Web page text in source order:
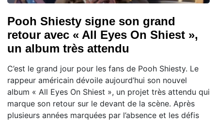
Pooh Shiesty signe son grand
retour avec « All Eyes On Shiest »,
un album très attendu
C’est le grand jour pour les fans de Pooh Shiesty. Le
rappeur américain dévoile aujourd’hui son nouvel
album « All Eyes On Shiest », un projet très attendu qui
marque son retour sur le devant de la scène. Après
plusieurs années marquées par l’absence et les défis